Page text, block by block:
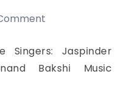
Singers: Jaspinder
Bakshi Music